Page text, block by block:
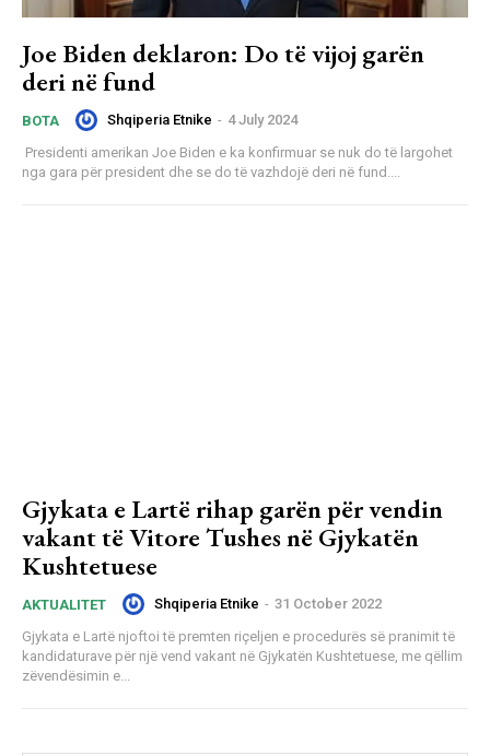
Joe Biden deklaron: Do të vijoj garën
deri në fund
BOTA Shqiperia Etnike - 4 July 2024
Presidenti amerikan Joe Biden e ka konfirmuar se nuk do të largohet
nga gara për president dhe se do të vazhdojë deri në fund....
Gjykata e Lartë rihap garën për vendin
vakant të Vitore Tushes në Gjykatën
Kushtetuese
AKTUALITET Shqiperia Etnike - 31 October 2022
Gjykata e Lartë njoftoi të premten riçeljen e procedurës së pranimit të
kandidaturave për një vend vakant në Gjykatën Kushtetuese, me qëllim
zëvendësimin e...